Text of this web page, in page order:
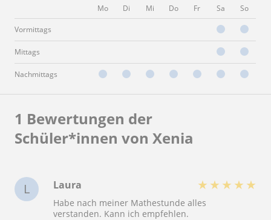
Mo Di Mi Do Fr Sa So
Vormittags
Mittags
Nachmittags
1 Bewertungen der
Schüler*innen von Xenia
L Laura ★ ★ ★ ★ ★
Habe nach meiner Mathestunde alles
verstanden. Kann ich empfehlen.